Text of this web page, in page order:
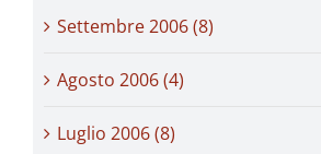
Settembre 2006 (8)
Agosto 2006 (4)
Luglio 2006 (8)